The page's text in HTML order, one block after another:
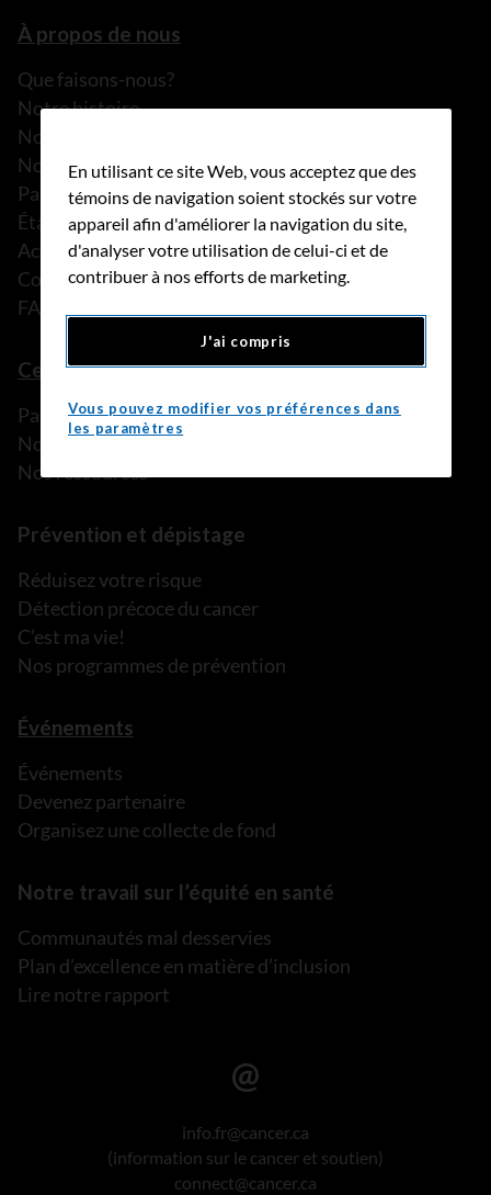
À propos de nous
Que faisons-nous?
Notre histoire
Nos histoires
Notre équipe
Partenariats
États financiers
Actualités
Communiqués de presse
FAQ
Ce que nous pouvons faire
Parler à une personne de confiance
Nos programmes et services
Nos ressources
Prévention et dépistage
Réduisez votre risque
Détection précoce du cancer
C’est ma vie!
Nos programmes de prévention
Événements
Événements
Devenez partenaire
Organisez une collecte de fond
Notre travail sur l’équité en santé
Communautés mal desservies
Plan d’excellence en matière d’inclusion
Lire notre rapport
info.fr@cancer.ca
(information sur le cancer et soutien)
connect@cancer.ca
En utilisant ce site Web, vous acceptez que des
témoins de navigation soient stockés sur votre
appareil afin d'améliorer la navigation du site,
d'analyser votre utilisation de celui-ci et de
contribuer à nos efforts de marketing.
J'ai compris
Vous pouvez modifier vos préférences dans
les paramètres